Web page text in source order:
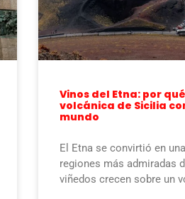
Vinos del Etna: por
volcánica de Sicilia
mundo
El Etna se convirtió en
regiones más admiradas
viñedos crecen sobre un